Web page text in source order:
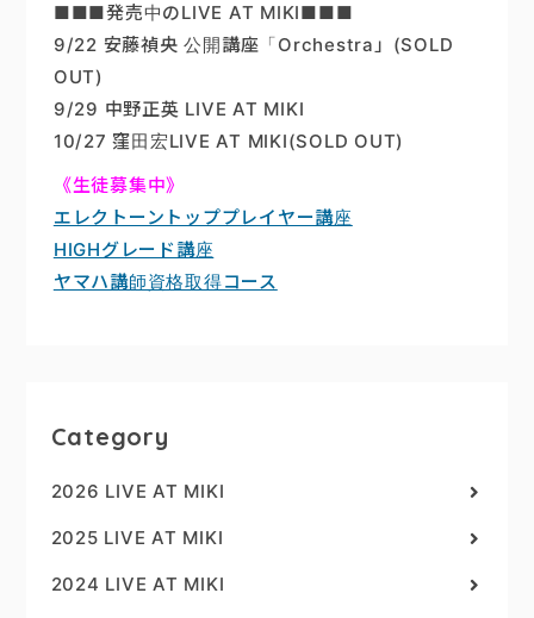
■■■発売中のLIVE AT MIKI■■■
9/22 安藤禎央 公開講座「Orchestra」(SOLD
OUT)
9/29 中野正英 LIVE AT MIKI
10/27 窪田宏LIVE AT MIKI(SOLD OUT)
《生徒募集中》
エレクトーントッププレイヤー講座
HIGHグレード講座
ヤマハ講師資格取得コース
Category
2026 LIVE AT MIKI
2025 LIVE AT MIKI
2024 LIVE AT MIKI